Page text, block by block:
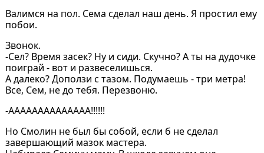
Валимся на пол. Сема сделал наш день. Я простил ему
побои.
Звонок.
-Сел? Время засек? Ну и сиди. Скучно? А ты на дудочке
поиграй - вот и развеселишься.
А далеко? Доползи с тазом. Подумаешь - три метра!
Все, Сем, не до тебя. Перезвоню.
-АААААААААААААА!!!!!!
Но Смолин не был бы собой, если б не сделал
завершающий мазок мастера.